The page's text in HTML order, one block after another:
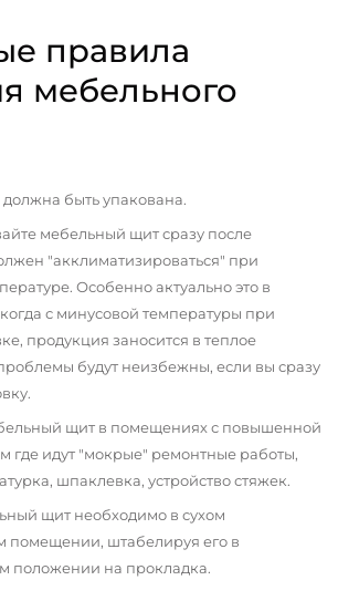
правила
мебельного
быть упакована.
мебельный щит сразу после
"акклиматизироваться" при
Особенно актуально это в
с минусовой температуры при
продукция заносится в теплое
будут неизбежны, если вы сразу
щит в помещениях с повышенной
где идут "мокрые" ремонтные работы,
шпаклевка, устройство стяжек.
щит необходимо в сухом
помещении, штабелируя его в
положении на прокладка.